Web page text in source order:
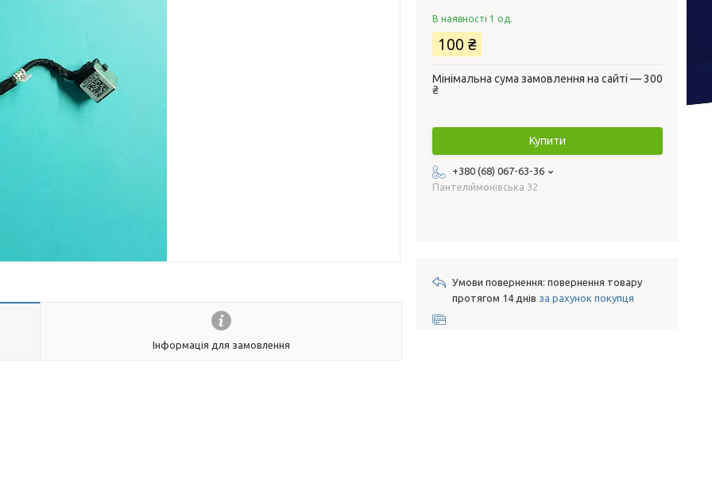
Інформація для замовлення
В наявності 1 од.
100 ₴
Мінімальна сума замовлення на сайті — 300
₴
Купити
+380 (68) 067-63-36
Пантеліймонівська 32
повернення товару
протягом 14 днів за рахунок покупця